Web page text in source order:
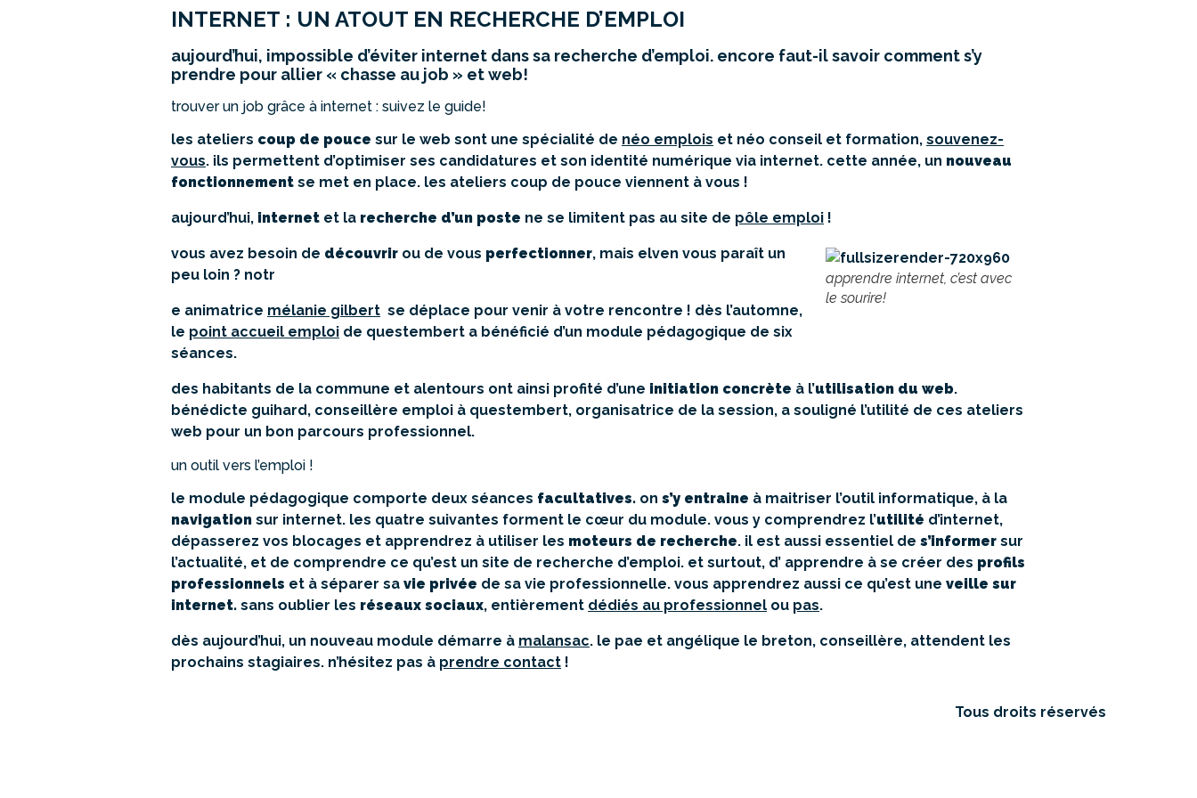
INTERNET : UN ATOUT EN RECHERCHE D’EMPLOI
aujourd’hui, impossible d’éviter internet dans sa recherche d’emploi. encore faut-il savoir comment s’y
prendre pour allier « chasse au job » et web!
trouver un job grâce à internet : suivez le guide!
les ateliers coup de pouce sur le web sont une spécialité de néo emplois et néo conseil et formation, souvenez-
vous. ils permettent d’optimiser ses candidatures et son identité numérique via internet. cette année, un nouveau
fonctionnement se met en place. les ateliers coup de pouce viennent à vous !
aujourd’hui, internet et la recherche d’un poste ne se limitent pas au site de pôle emploi !
apprendre internet, c’est avec
le sourire!
vous avez besoin de découvrir ou de vous perfectionner, mais elven vous paraît un
peu loin ? notr
e animatrice mélanie gilbert se déplace pour venir à votre rencontre ! dès l’automne,
le point accueil emploi de questembert a bénéficié d’un module pédagogique de six
séances.
des habitants de la commune et alentours ont ainsi profité d’une initiation concrète à l’utilisation du web.
bénédicte guihard, conseillère emploi à questembert, organisatrice de la session, a souligné l’utilité de ces ateliers
web pour un bon parcours professionnel.
un outil vers l’emploi !
le module pédagogique comporte deux séances facultatives. on s’y entraine à maitriser l’outil informatique, à la
navigation sur internet. les quatre suivantes forment le cœur du module. vous y comprendrez l’utilité d’internet,
dépasserez vos blocages et apprendrez à utiliser les moteurs de recherche. il est aussi essentiel de s’informer sur
l’actualité, et de comprendre ce qu’est un site de recherche d’emploi. et surtout, d’ apprendre à se créer des profils
professionnels et à séparer sa vie privée de sa vie professionnelle. vous apprendrez aussi ce qu’est une veille sur
internet. sans oublier les réseaux sociaux, entièrement dédiés au professionnel ou pas.
dès aujourd’hui, un nouveau module démarre à malansac. le pae et angélique le breton, conseillère, attendent les
prochains stagiaires. n’hésitez pas à prendre contact !
Tous droits réservés